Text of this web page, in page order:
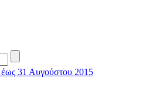
31 Αυγούστου 2015